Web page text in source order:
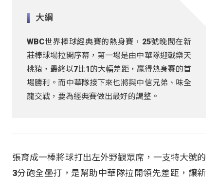
大綱
WBC世界棒球經典賽的熱身賽，25號晚間在新
莊棒球場拉開序幕，第一場是由中華隊迎戰樂天
桃猿，最終以7比1的大幅差距，贏得熱身賽的首
場勝利。而中華隊接下來也將與中信兄弟、味全
龍交戰，要為經典賽做出最好的調整。
張育成一棒將球打出左外野觀眾席，一支特大號的
3分砲全壘打，是幫助中華隊拉開領先差距，讓新